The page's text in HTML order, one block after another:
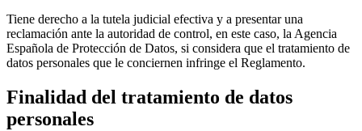
Tiene derecho a la tutela judicial efectiva y a presentar una
reclamación ante la autoridad de control, en este caso, la Agencia
Española de Protección de Datos, si considera que el tratamiento de
datos personales que le conciernen infringe el Reglamento.
Finalidad del tratamiento de datos
personales